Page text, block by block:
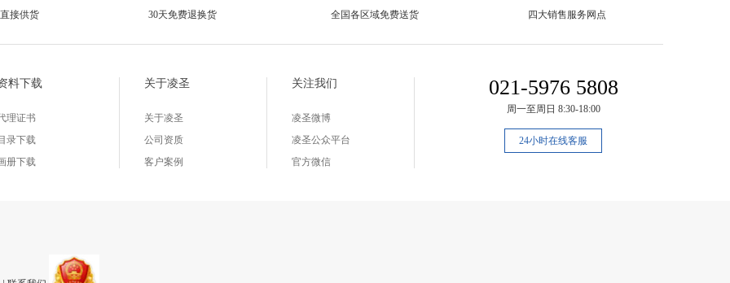
接供货 30天免费退换货 全国各区域免费送货 四大销售服务网点
料下载
理证书
录下载
册下载
关于凌圣
关于凌圣
公司资质
客户案例
关注我们
凌圣微博
凌圣公众平台
官方微信
021-5976 5808
周一至周日 8:30-18:00
24小时在线客服